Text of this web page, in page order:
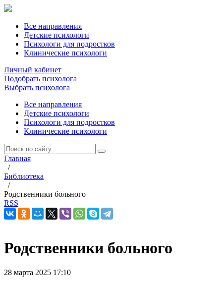
Все направления
Детские психологи
Психологи для подростков
Клинические психологи
Личный кабинет
Подобрать психолога
Выбрать психолога
Все направления
Детские психологи
Психологи для подростков
Клинические психологи
Главная
/
Библиотека
/
Родственники больного
RSS
Родственники больного
28 марта 2025 17:10